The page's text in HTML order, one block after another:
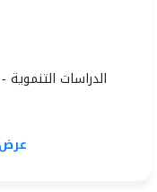
الدراسات التنموية